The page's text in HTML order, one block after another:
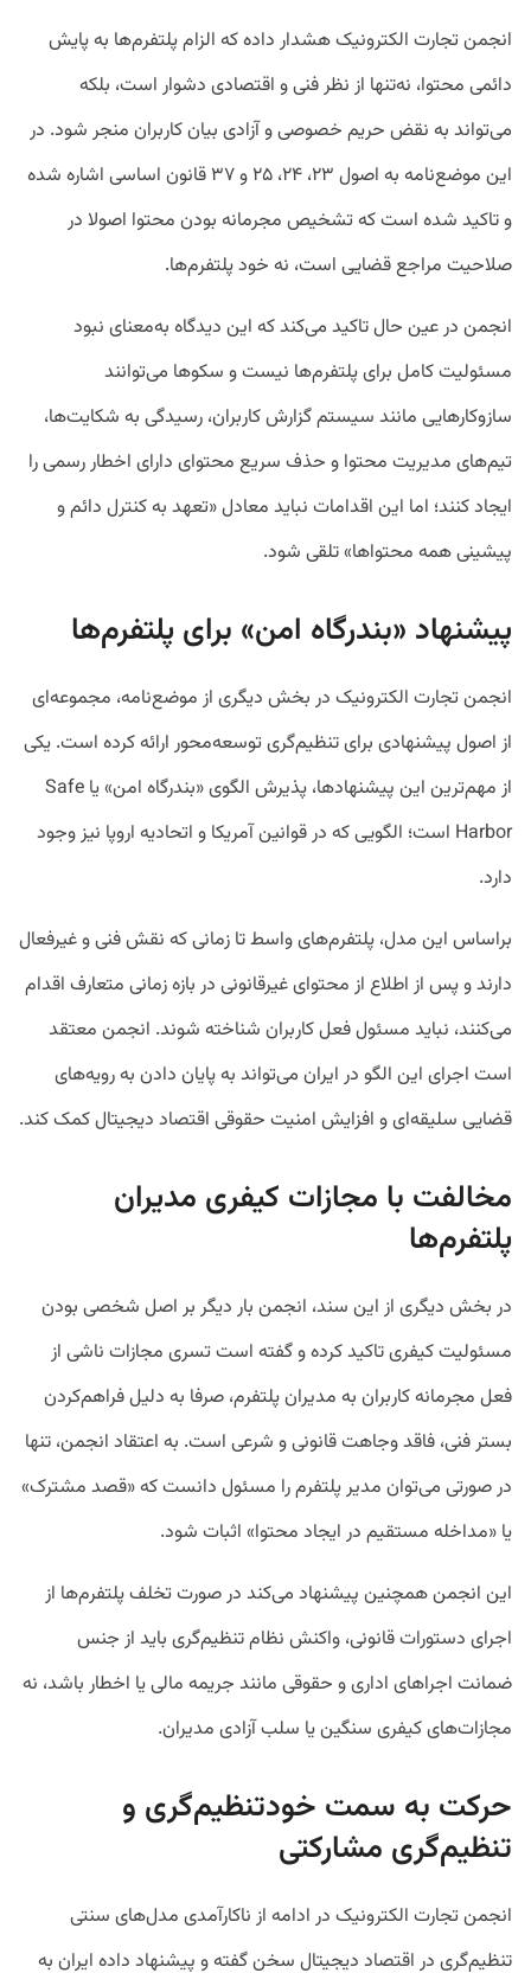
انجمن تجارت الکترونیک هشدار داده که الزام پلتفرم‌ها به پایش
دائمی محتوا، نه‌تنها از نظر فنی و اقتصادی دشوار است، بلکه
می‌تواند به نقض حریم خصوصی و آزادی بیان کاربران منجر شود. در
این موضع‌نامه به اصول ۲۳، ۲۴، ۲۵ و ۳۷ قانون اساسی اشاره شده
و تاکید شده است که تشخیص مجرمانه بودن محتوا اصولا در
صلاحیت مراجع قضایی است، نه خود پلتفرم‌ها.
انجمن در عین حال تاکید می‌کند که این دیدگاه به‌معنای نبود
مسئولیت کامل برای پلتفرم‌ها نیست و سکوها می‌توانند
سازوکارهایی مانند سیستم گزارش کاربران، رسیدگی به شکایت‌ها،
تیم‌های مدیریت محتوا و حذف سریع محتوای دارای اخطار رسمی را
ایجاد کنند؛ اما این اقدامات نباید معادل «تعهد به کنترل دائم و
پیشینی همه محتواها» تلقی شود.
پیشنهاد «بندرگاه امن» برای پلتفرم‌ها
انجمن تجارت الکترونیک در بخش دیگری از موضع‌نامه، مجموعه‌ای
از اصول پیشنهادی برای تنظیم‌گری توسعه‌محور ارائه کرده است. یکی
از مهم‌ترین این پیشنهادها، پذیرش الگوی «بندرگاه امن» یا Safe
Harbor است؛ الگویی که در قوانین آمریکا و اتحادیه اروپا نیز وجود
دارد.
براساس این مدل، پلتفرم‌های واسط تا زمانی که نقش فنی و غیرفعال
دارند و پس از اطلاع از محتوای غیرقانونی در بازه زمانی متعارف اقدام
می‌کنند، نباید مسئول فعل کاربران شناخته شوند. انجمن معتقد
است اجرای این الگو در ایران می‌تواند به پایان دادن به رویه‌های
قضایی سلیقه‌ای و افزایش امنیت حقوقی اقتصاد دیجیتال کمک کند.
مخالفت با مجازات کیفری مدیران
پلتفرم‌ها
در بخش دیگری از این سند، انجمن بار دیگر بر اصل شخصی بودن
مسئولیت کیفری تاکید کرده و گفته است تسری مجازات ناشی از
فعل مجرمانه کاربران به مدیران پلتفرم، صرفا به دلیل فراهم‌کردن
بستر فنی، فاقد وجاهت قانونی و شرعی است. به اعتقاد انجمن، تنها
در صورتی می‌توان مدیر پلتفرم را مسئول دانست که «قصد مشترک»
یا «مداخله مستقیم در ایجاد محتوا» اثبات شود.
این انجمن همچنین پیشنهاد می‌کند در صورت تخلف پلتفرم‌ها از
اجرای دستورات قانونی، واکنش نظام تنظیم‌گری باید از جنس
ضمانت اجراهای اداری و حقوقی مانند جریمه مالی یا اخطار باشد، نه
مجازات‌های کیفری سنگین یا سلب آزادی مدیران.
حرکت به سمت خودتنظیم‌گری و
تنظیم‌گری مشارکتی
انجمن تجارت الکترونیک در ادامه از ناکارآمدی مدل‌های سنتی
تنظیم‌گری در اقتصاد دیجیتال سخن گفته و پیشنهاد داده ایران به